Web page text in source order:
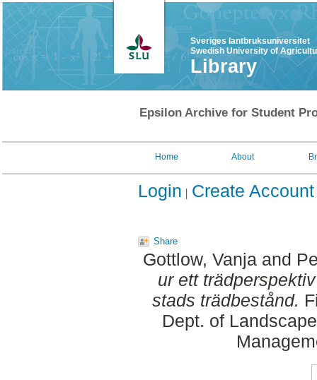
Sveriges lantbruksuniversitet
Swedish University of
Library
Epsilon Archive for Student
Home About
Login Create Account
Share
Gottlow, Vanja and
ur ett
stads trädbestånd.
Dept. of